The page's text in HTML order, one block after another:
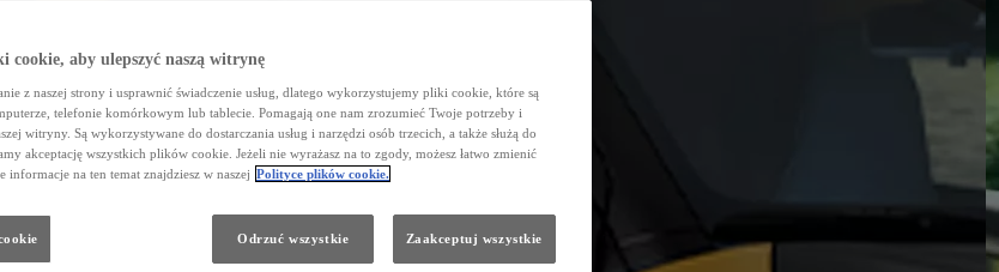
cookie, aby ulepszyć naszą witrynę
z naszej strony i usprawnić świadczenie usług, dlatego wykorzystujemy pliki cookie, które są
telefonie komórkowym lub tablecie. Pomagają one nam zrozumieć Twoje potrzeby i
witryny. Są wykorzystywane do dostarczania usług i narzędzi osób trzecich, a także służą do
akceptację wszystkich plików cookie. Jeżeli nie wyrażasz na to zgody, możesz łatwo zmienić
informacje na ten temat znajdziesz w naszej Polityce plików cookie.
Odrzuć wszystkie Zaakceptuj wszystkie